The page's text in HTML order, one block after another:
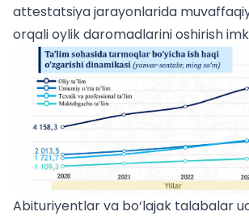
attestatsiyajarayonlarida
orqali oylik daromadlarini oshirish
Abituriyentlar va bo‘lajak talabalar